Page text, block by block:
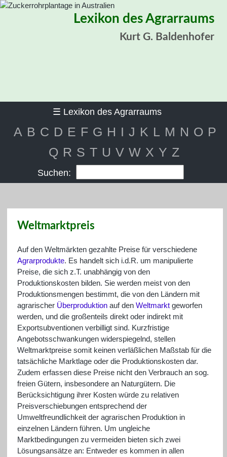
Lexikon des Agrarraums
Kurt G. Baldenhofer
☰ Lexikon des Agrarraums
A B C D E F G H I J K L M N O P
Q R S T U V W X Y Z
Suchen:
Weltmarktpreis
Auf den Weltmärkten gezahlte Preise für verschiedene
Agrarprodukte. Es handelt sich i.d.R. um manipulierte
Preise, die sich z.T. unabhängig von den
Produktionskosten bilden. Sie werden meist von den
Produktionsmengen bestimmt, die von den Ländern mit
agrarischer Überproduktion auf den Weltmarkt geworfen
werden, und die großenteils direkt oder indirekt mit
Exportsubventionen verbilligt sind. Kurzfristige
Angebotsschwankungen widerspiegelnd, stellen
Weltmarktpreise somit keinen verläßlichen Maßstab für die
tatsächliche Marktlage oder die Produktionskosten dar.
Zudem erfassen diese Preise nicht den Verbrauch an sog.
freien Gütern, insbesondere an Naturgütern. Die
Berücksichtigung ihrer Kosten würde zu relativen
Preisverschiebungen entsprechend der
Umweltfreundlichkeit der agrarischen Produktion in
einzelnen Ländern führen. Um ungleiche
Marktbedingungen zu vermeiden bieten sich zwei
Lösungsansätze an: Entweder es kommen in allen